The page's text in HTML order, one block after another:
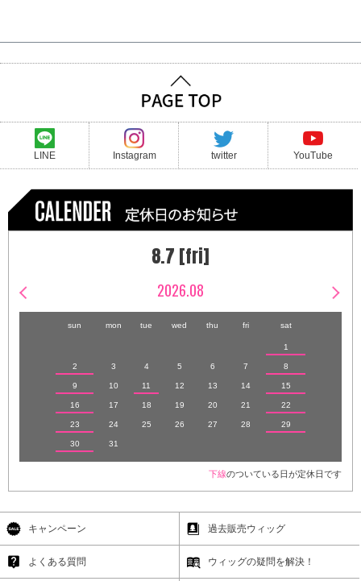
LINE Instagram twitter YouTube
8.7 [fri]
2026.08
sun mon tue wed thu fri sat
1
2 3 4 5 6 7 8
9 10 11 12 13 14 15
16 17 18 19 20 21 22
23 24 25 26 27 28 29
30 31
下線のついている日が定休日です
キャンペーン 過去販売ウィッグ
よくある質問 ウィッグの疑問を解決！